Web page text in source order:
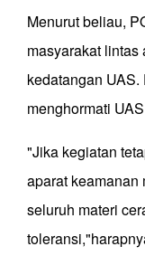
Menurut beliau,
masyarakat lintas
kedatangan
menghormati
"Jika kegiatan
aparat
seluruh materi